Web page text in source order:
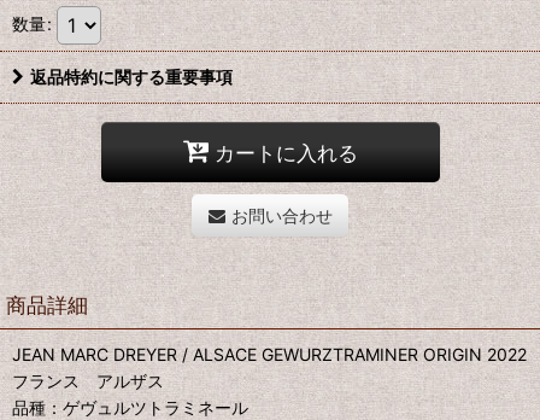
数量:
返品特約に関する重要事項
カートに入れる
お問い合わせ
商品詳細
JEAN MARC DREYER / ALSACE GEWURZTRAMINER ORIGIN 2022
フランス アルザス
品種：ゲヴュルツトラミネール